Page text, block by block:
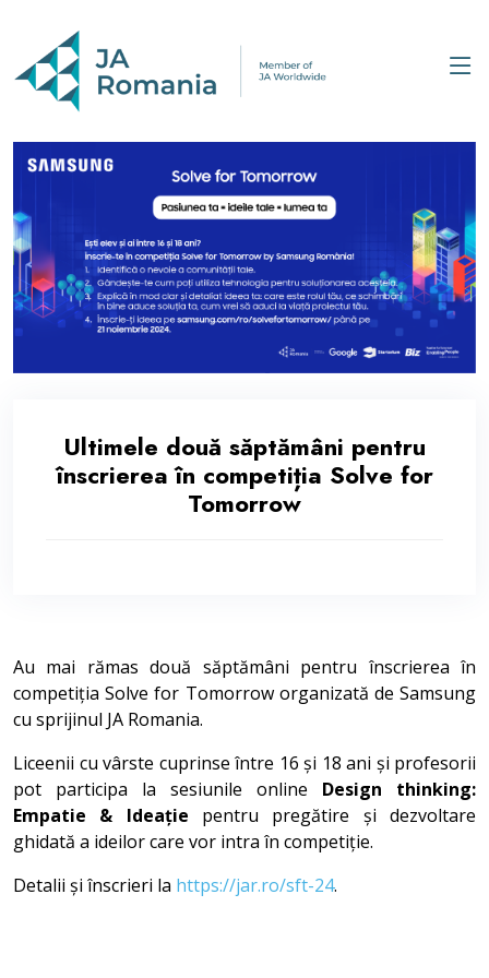
Ultimele două săptămâni pentru
înscrierea în competiția Solve for
Tomorrow
Au mai rămas două săptămâni pentru înscrierea în
competiția Solve for Tomorrow organizată de Samsung
cu sprijinul JA Romania.
Liceenii cu vârste cuprinse între 16 și 18 ani și profesorii
pot participa la sesiunile online Design thinking:
Empatie & Ideație pentru pregătire și dezvoltare
ghidată a ideilor care vor intra în competiție.
Detalii și înscrieri la https://jar.ro/sft-24.